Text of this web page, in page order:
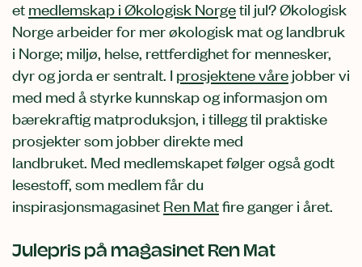
et medlemskap i Økologisk Norgetil jul? Økologisk
Norge arbeider for mer økologisk mat og landbruk
i Norge; miljø, helse, rettferdighet for mennesker,
dyr og jorda er sentralt. I prosjektene våre jobber vi
med med å styrke kunnskap og informasjon om
bærekraftig matproduksjon, i tillegg til praktiske
prosjekter som jobber direkte med
landbruket. Med medlemskapet følger også godt
lesestoff, som medlem får du
inspirasjonsmagasinet Ren Matfire ganger i året.
Julepris på magasinet Ren Mat